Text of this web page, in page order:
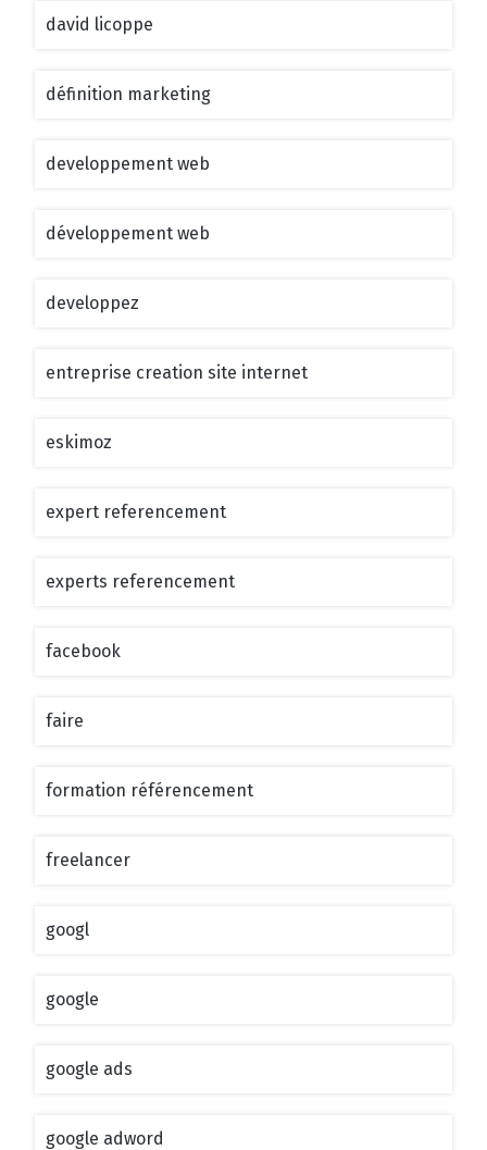
david licoppe
définition marketing
developpement web
développement web
developpez
entreprise creation site internet
eskimoz
expert referencement
experts referencement
facebook
faire
formation référencement
freelancer
googl
google
google ads
google adword